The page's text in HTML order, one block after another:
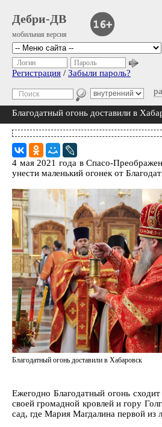
Дебри-ДВ
мобильная версия
Логин Пароль
Регистрация / Забыли пароль?
Благодатный огонь доставили в
4 мая 2021 года в Спасо-
унести маленький огонек от
Благодатный огонь доставили в Хабаровск
Ежегодно Благодатный огонь
своей громадной кровлей и гору
сад, где Мария Магдалина первой из